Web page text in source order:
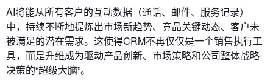
AI将能从所有客户的互动数据（通话、邮件、服务记录）
中，持续不断地提炼出市场新趋势、竞品关键动态、客户未
被满足的潜在需求。这使得CRM不再仅仅是一个销售执行工
具，而是升维成为驱动产品创新、市场策略和公司整体战略
决策的“超级大脑”。